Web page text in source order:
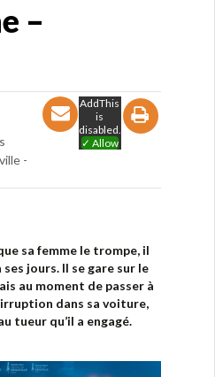
–
-
AddThis
is
disabled.
✓ Allow
sa femme le trompe, il
jours. Il se gare sur le
au moment de passer à
dans sa voiture,
tueur qu’il a engagé.